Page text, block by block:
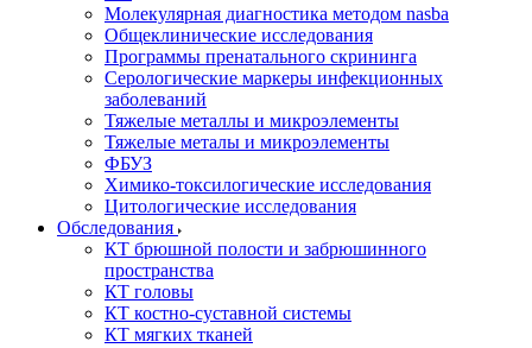
Молекулярная диагностика методом nasba
Общеклинические исследования
Программы пренатального скрининга
Серологические маркеры инфекционных
заболеваний
Тяжелые металлы и микроэлементы
Тяжелые металы и микроэлементы
ФБУЗ
Химико-токсилогические исследования
Цитологические исследования
Обследования
КТ брюшной полости и забрюшинного
пространства
КТ головы
КТ костно-суставной системы
КТ мягких тканей